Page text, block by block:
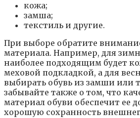
кожа;
замша;
текстиль и другие.
При выборе обратите
материала. Например, для
наиболее подходящим будет
меховой подкладкой, а для
выбирать обувь из замши или
забывайте также о том, что
материал обуви обеспечит ее
хорошую сохранность